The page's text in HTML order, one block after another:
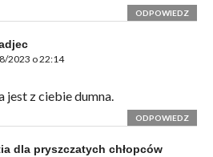
ODPOWIEDZ
2023 o 22:14
jest z ciebie dumna.
ODPOWIEDZ
dla pryszczatych chłopców